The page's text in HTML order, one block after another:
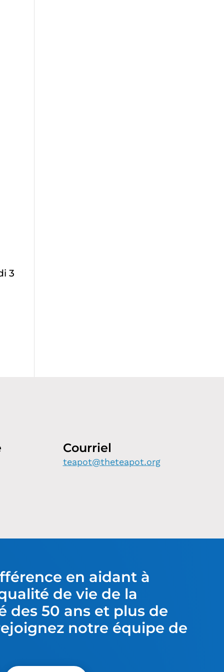
3
Courriel
teapot@theteapot.org
en aidant à
de vie de la
des 50 ans et plus de
notre équipe de